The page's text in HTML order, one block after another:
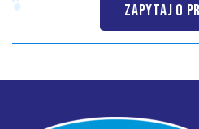
ZAPYTAJ O